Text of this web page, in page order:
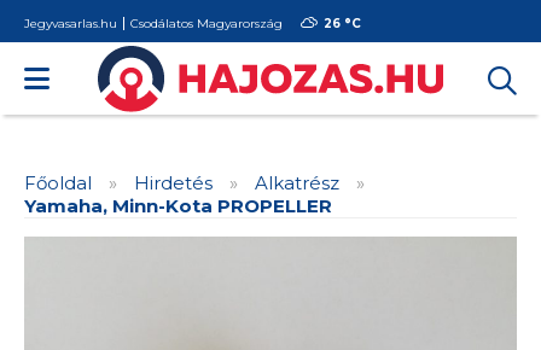
Jegyvasarlas.hu Csodálatos Magyarország 26 °C
Főoldal » Hirdetés » Alkatrész
»
Yamaha, Minn-Kota PROPELLER